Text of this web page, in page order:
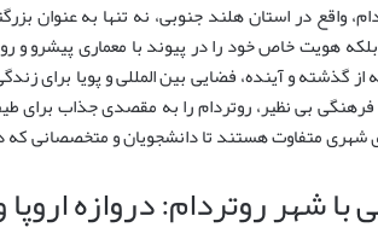
واقع در استان هلند جنوبی، نه تنها به عنوان
هویت خاص خود را در پیوند با معماری پیشرو و
از گذشته و آینده، فضایی بین المللی و پویا برای
فرهنگی بی نظیر، روتردام را به مقصدی جذاب برای
شهری متفاوت هستند تا دانشجویان و متخصصانی
با شهر روتردام: دروازه